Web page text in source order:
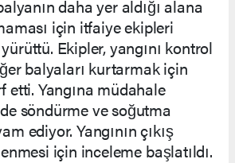
daha yer aldığı alana
için itfaiye ekipleri
Ekipler, yangını kontrol
balyaları kurtarmak için
etti. Yangına müdahale
söndürme ve soğutma
ediyor. Yangının çıkış
için inceleme başlatıldı.